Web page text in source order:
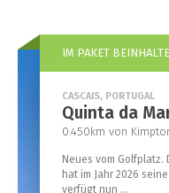
IM PAKET
CASCAIS, PORTUGAL
Quinta da
0.450km von
Neues vom
hat im Jahr 2026
verfügt nun ...